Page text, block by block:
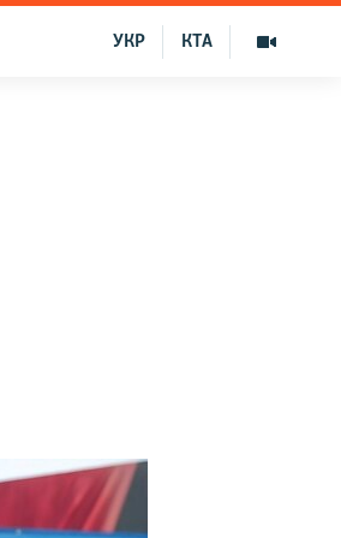
КТА
УКР